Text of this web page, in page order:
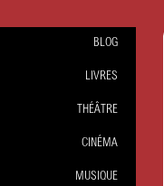
BLOG
LIVRES
THÉÂTRE
CINÉMA
MUSIQUE